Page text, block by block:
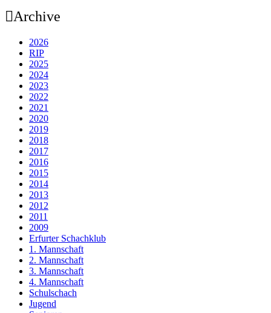
Archive
2026
RIP
2025
2024
2023
2022
2021
2020
2019
2018
2017
2016
2015
2014
2013
2012
2011
2009
Erfurter Schachklub
1. Mannschaft
2. Mannschaft
3. Mannschaft
4. Mannschaft
Schulschach
Jugend